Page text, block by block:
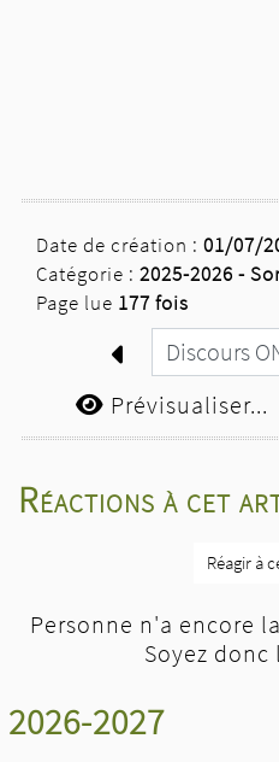
2026-2027
Date de création : 01/07/
Catégorie : 2025-2026 -
Page lue 177 fois
Prévisualiser...
Réactions à cet
Réagir à
Personne n'a encore
Soyez